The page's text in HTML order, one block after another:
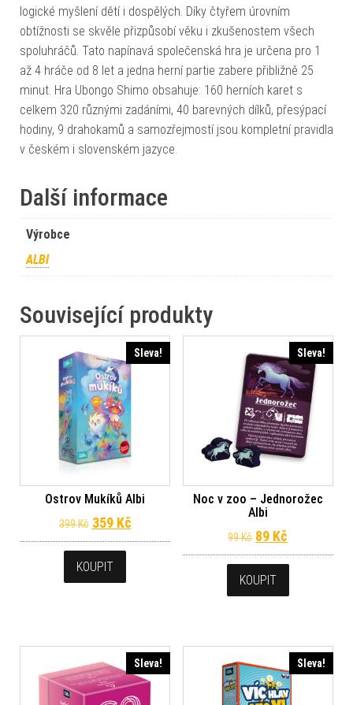
logické myšlení dětí i dospělých. Díky čtyřem úrovním
obtížnosti se skvěle přizpůsobí věku i zkušenostem všech
spoluhráčů. Tato napínavá společenská hra je určena pro 1
až 4 hráče od 8 let a jedna herní partie zabere přibližně 25
minut. Hra Ubongo Shimo obsahuje: 160 herních karet s
celkem 320 různými zadáními, 40 barevných dílků, přesýpací
hodiny, 9 drahokamů a samozřejmostí jsou kompletní pravidla
v českém i slovenském jazyce.
Další informace
Výrobce
ALBI
Související produkty
Sleva!
Ostrov Mukíků Albi
399Kč Původní cena byla: 399 Kč.
359 KčAktuální cena je: 359 Kč.
KOUPIT
Sleva!
Noc v zoo – Jednorožec
Albi
99Kč Původní cena
89 Kč
KOUPIT
Sleva! Sleva!